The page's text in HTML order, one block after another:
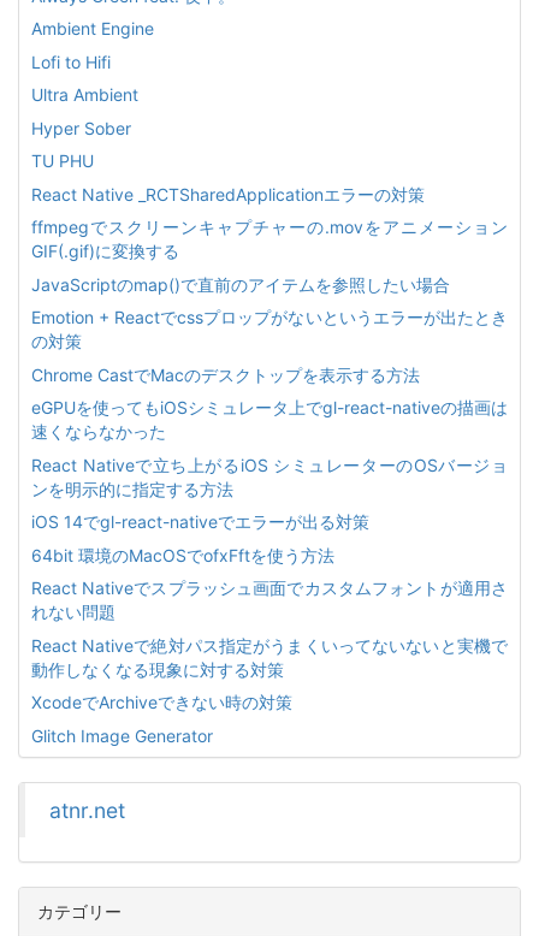
Ambient Engine
Lofi to Hifi
Ultra Ambient
Hyper Sober
TU PHU
React Native _RCTSharedApplicationエラーの対策
ffmpegでスクリーンキャプチャーの.movをアニメーション
GIF(.gif)に変換する
JavaScriptのmap()で直前のアイテムを参照したい場合
Emotion + Reactでcssプロップがないというエラーが出たとき
の対策
Chrome CastでMacのデスクトップを表示する方法
eGPUを使ってもiOSシミュレータ上でgl-react-nativeの描画は
速くならなかった
React Nativeで立ち上がるiOS シミュレーターのOSバージョ
ンを明示的に指定する方法
iOS 14でgl-react-nativeでエラーが出る対策
64bit 環境のMacOSでofxFftを使う方法
React Nativeでスプラッシュ画面でカスタムフォントが適用さ
れない問題
React Nativeで絶対パス指定がうまくいってないないと実機で
動作しなくなる現象に対する対策
XcodeでArchiveできない時の対策
Glitch Image Generator
atnr.net
カテゴリー